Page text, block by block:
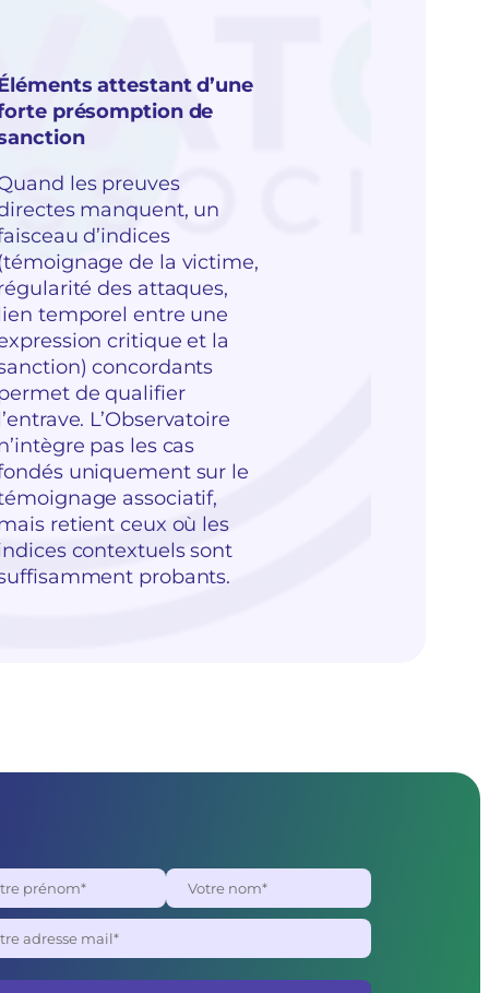
attestant d’une
présomption de
les preuves
manquent, un
d’indices
de la victime,
des attaques,
temporel entre une
critique et la
concordants
de qualifier
L’Observatoire
pas les cas
uniquement sur le
associatif,
retient ceux où les
contextuels sont
probants.